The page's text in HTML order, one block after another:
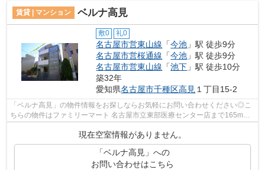
賃貸 | マンション ベルナ高見
敷0 礼0
名古屋市営東山線 「今池 」駅 徒歩9分
名古屋市営桜通線 「今池 」駅 徒歩9分
名古屋市営東山線 「池下 」駅 徒歩10分
築32年
愛知県名古屋市千種区高見１丁目15-2
「ベルナ高見」の物件情報をお探しならお気軽にお問い合わせください◎こ
ちらの物件はファミリーマート 名古屋市立東部医療センター店まで165mに
現在空室情報がありません。
「ベルナ高見」への
お問い合わせはこちら